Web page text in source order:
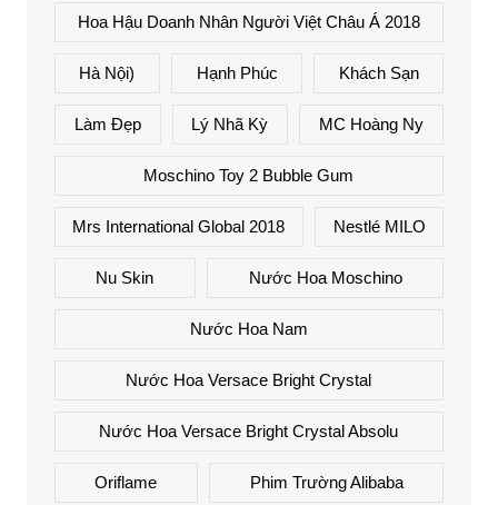
Hoa Hậu Doanh Nhân Người Việt Châu Á 2018
Hà Nội) Hạnh Phúc Khách Sạn
Làm Đẹp Lý Nhã Kỳ MC Hoàng Ny
Moschino Toy 2 Bubble Gum
Mrs International Global 2018 Nestlé MILO
Nu Skin Nước Hoa Moschino
Nước Hoa Nam
Nước Hoa Versace Bright Crystal
Nước Hoa Versace Bright Crystal Absolu
Oriflame Phim Trường Alibaba